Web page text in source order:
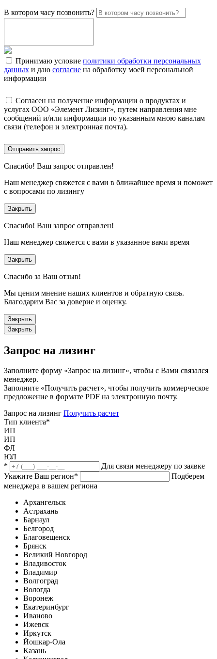
В котором часу позвонить?
Принимаю условие политики обработки персональных
данных и даю согласие на обработку моей персональной
информации
Согласен на получение информации о продуктах и
услугах ООО «Элемент Лизинг», путем направления мне
сообщений и/или информации по указанным мною каналам
связи (телефон и электронная почта).
Отправить запрос
Спасибо! Ваш запрос отправлен!
Наш менеджер свяжется с вами в ближайшее время и поможет
с вопросами по лизингу
Закрыть
Спасибо! Ваш запрос отправлен!
Наш менеджер свяжется с вами в указанное вами время
Закрыть
Спасибо за Ваш отзыв!
Мы ценим мнение наших клиентов и обратную связь.
Благодарим Вас за доверие и оценку.
Закрыть
Закрыть
Запрос на лизинг
Заполните форму «Запрос на лизинг», чтобы с Вами связался
менеджер.
Заполните «Получить расчет», чтобы получить коммерческое
предложение в формате PDF на электронную почту.
Запрос на лизинг Получить расчет
Тип клиента*
ИП
ИП
ФЛ
ЮЛ
*
Для связи менеджеру по заявке
Укажите Ваш регион*
Подберем
менеджера в вашем региона
Архангельск
Астрахань
Барнаул
Белгород
Благовещенск
Брянск
Великий Новгород
Владивосток
Владимир
Волгоград
Вологда
Воронеж
Екатеринбург
Иваново
Ижевск
Иркутск
Йошкар-Ола
Казань